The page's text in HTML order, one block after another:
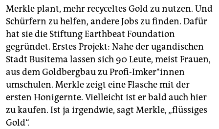
Merkle plant, mehr recyceltes Gold zu nutzen. Und
Schürfern zu helfen, andere Jobs zu finden. Dafür
hat sie die Stiftung Earthbeat Foundation
gegründet. Erstes Projekt: Nahe der ugandischen
Stadt Busitema lassen sich 90 Leute, meist Frauen,
aus dem Goldbergbau zu Profi-Imker*innen
umschulen. Merkle zeigt eine Flasche mit der
ersten Honigernte. Vielleicht ist er bald auch hier
zu kaufen. Ist ja irgendwie, sagt Merkle, „flüssiges
Gold“.